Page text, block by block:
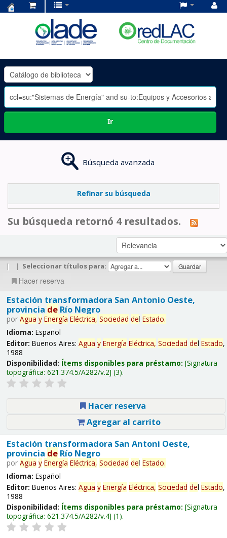
OLADE
-
Ir
Búsqueda avanzada
Refinar su búsqueda
Su búsqueda retornó 4 resultados.
| | Seleccionar títulos para:
Hacer reserva
Estación transformadora San Antonio Oeste,
provincia deRío Negro
por Agua y Energía Eléctrica, Sociedad del Estado.
Idioma: Español
Editor: Buenos Aires: Agua y Energía Eléctrica, Sociedad del Estado,
1988
Disponibilidad: Ítems disponibles para préstamo: Signatura
topográfica: 621.374.5/A282/v.2 (3).
Hacer reserva
Agregar al carrito
Estación transformadora San Antoni Oeste,
provincia deRío Negro
por Agua y Energía Eléctrica, Sociedad del Estado.
Idioma: Español
Editor: Buenos Aires: Agua y Energía Eléctrica, Sociedad del Estado,
1988
Disponibilidad: Ítems disponibles para préstamo: Signatura
topográfica: 621.374.5/A282/v.4 (1).